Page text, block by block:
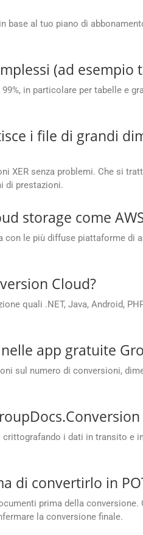
al tuo piano di
(ad
in particolare per tabelle e
i file di grandi
XER senza problemi. Che si
di prestazioni.
storage come
le più diffuse piattaforme
Cloud?
quali .NET, Java, Android,
app gratuite
sul numero di conversioni,
i dati in transito e
di convertirlo in
prima della
la conversione finale.